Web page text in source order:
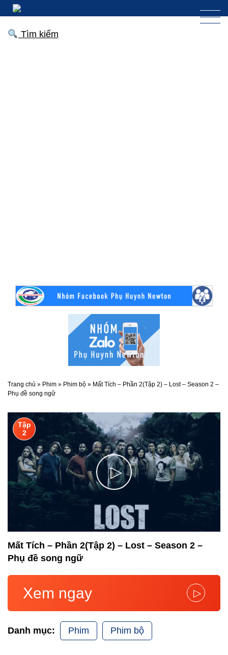
Tìm kiếm
Trang chủ » Phim » Phim bộ » Mất Tích – Phần 2(Tập 2) – Lost – Season 2 –
Phụ đề song ngữ
▷
Tập
2
Mất Tích – Phần 2(Tập 2) – Lost – Season 2 –
Phụ đề song ngữ
Danh mục: Phim Phim bộ
Xem ngay ▷